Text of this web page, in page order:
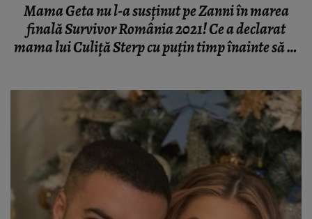
Mama Geta nu l-a susținut pe Zanni în marea
finală Survivor România 2021! Ce a declarat
mama lui Culiță Sterp cu puțin timp înainte să se